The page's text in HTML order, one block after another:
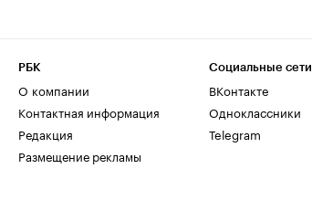
РБК
О компании
Контактная информация
Редакция
Размещение рекламы
Социальные сети
ВКонтакте
Одноклассники
Telegram